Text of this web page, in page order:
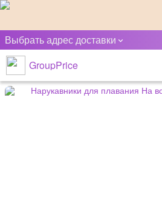
Выбрать адрес доставки
GroupPrice